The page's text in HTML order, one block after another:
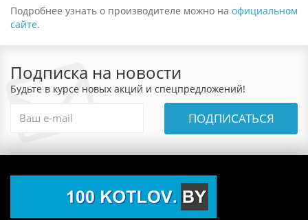
Подробнее узнать о производителе можно на официальном
сайте.
Подписка на новости
Будьте в курсе новых акций и спецпредложений!
ПОДПИСАТЬСЯ